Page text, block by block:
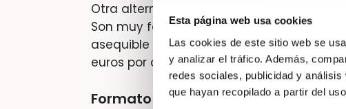
Esta página web usa cookies
Las cookies de este sitio web se
y analizar el tráfico. Además,
redes sociales, publicidad y
que hayan recopilado a partir del
Otra alternativa son las pruebas de
Son muy fáciles de usar, tienen una gran
asequible que se pueda encontrar hoy
euros por cada unidad.
Formato termómetro.